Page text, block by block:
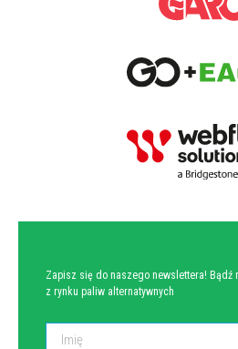
Zapisz się do naszego newslettera! Bądź
z rynku paliw alternatywnych